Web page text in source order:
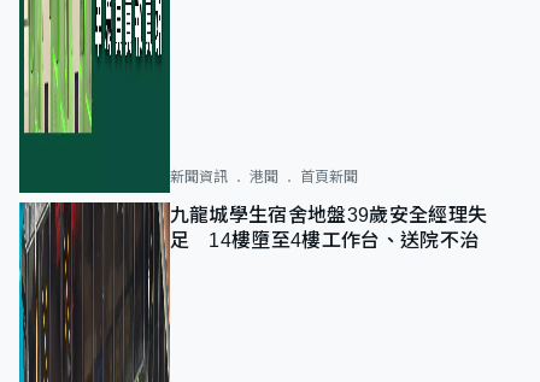
新聞資訊 港聞 首頁新聞
九龍城學生宿舍地盤39歲安全經理失
足 14樓墮至4樓工作台、送院不治